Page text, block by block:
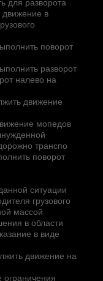
в
поворот
разворот
налево на
движение
мопедов
транспо
поворот
ситуации
грузового
массой
в области
в виде
движение на
ограничения